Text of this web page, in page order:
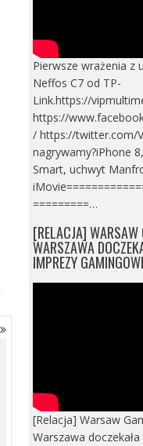
Pierwsze wrażenia z
Neffos C7 od TP-
Link.https://
https://
/ https://twitter.com/
nagrywamy?iPhone
Smart, uchwyt
=========…
[RELACJA]
WARSZAWA
IMPREZY
[Relacja] Warsaw
Warszawa